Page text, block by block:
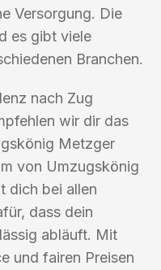
Versorgung. Die
es gibt viele
Branchen.
nach Zug
wir dir das
Metzger
von Umzugskönig
dich bei allen
dass dein
abläuft. Mit
und fairen Preisen